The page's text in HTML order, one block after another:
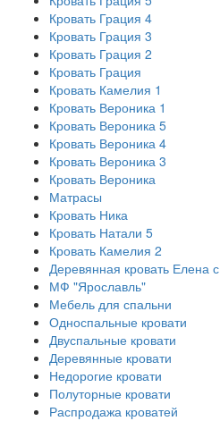
Кровать Грация 4
Кровать Грация 3
Кровать Грация 2
Кровать Грация
Кровать Камелия 1
Кровать Вероника 1
Кровать Вероника 5
Кровать Вероника 4
Кровать Вероника 3
Кровать Вероника
Матрасы
Кровать Ника
Кровать Натали 5
Кровать Камелия 2
Деревянная кровать Елена
МФ "Ярославль"
Мебель для спальни
Односпальные кровати
Двуспальные кровати
Деревянные кровати
Недорогие кровати
Полуторные кровати
Распродажа кроватей